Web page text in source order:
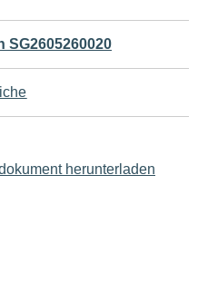
SG2605260020
herunterladen